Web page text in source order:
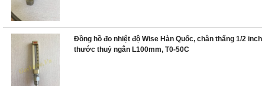
Đồng hồ đo nhiệt độ Wise Hàn Quốc, chân thẩng 1/2 inch
thước thuỷ ngân L100mm, T0-50C